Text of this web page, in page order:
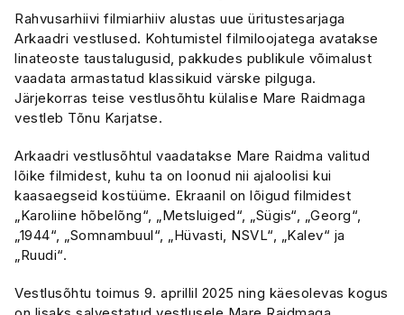
Rahvusarhiivi filmiarhiiv alustas uue üritustesarjaga
Arkaadri vestlused. Kohtumistel filmiloojatega avatakse
linateoste taustalugusid, pakkudes publikule võimalust
vaadata armastatud klassikuid värske pilguga.
Järjekorras teise vestlusõhtu külalise Mare Raidmaga
vestleb Tõnu Karjatse.
Arkaadri vestlusõhtul vaadatakse Mare Raidma valitud
lõike filmidest, kuhu ta on loonud nii ajaloolisi kui
kaasaegseid kostüüme. Ekraanil on lõigud filmidest
„Karoliine hõbelõng“, „Metsluiged“, „Sügis“, „Georg“,
„1944“, „Somnambuul“, „Hüvasti, NSVL“, „Kalev“ ja
„Ruudi“.
Vestlusõhtu toimus 9. aprillil 2025 ning käesolevas kogus